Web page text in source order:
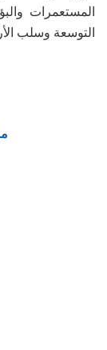
المستعمرات
التوسعة وسلب